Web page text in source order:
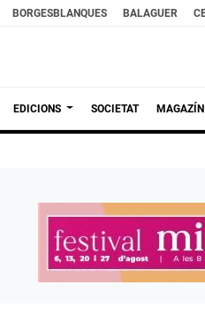
BORGESBLANQUES BALAGUER
EDICIONS SOCIETAT